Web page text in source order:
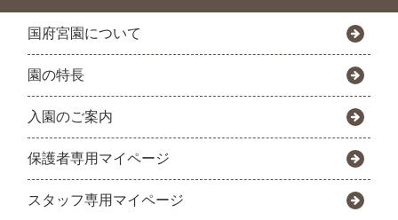
国府宮園について
園の特長
入園のご案内
保護者専用マイページ
スタッフ専用マイページ